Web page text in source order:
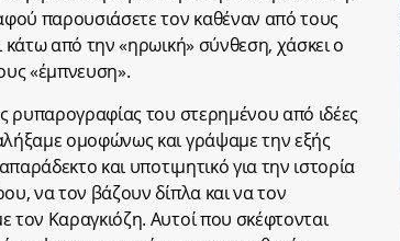
παρουσιάσετε τον καθέναν από τους
από την «ηρωική» σύνθεση, χάσκει ο
«έμπνευση».
ρυπαρογραφίας του στερημένου από ιδέες
ομοφώνως και γράψαμε την εξής
και υποτιμητικό για την ιστορία
να τον βάζουν δίπλα και να τον
Καραγκιόζη. Αυτοί που σκέφτονται